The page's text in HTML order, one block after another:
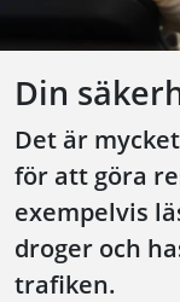
Din
Det är
för att göra
exempelvis
droger och
trafiken.